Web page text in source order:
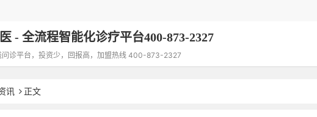
- 全流程智能化诊疗平台400-873-2327
问诊平台，投资少，回报高，加盟热线 400-873-2327
讯 正文